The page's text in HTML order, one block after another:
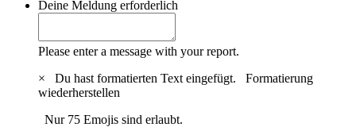
Deine Meldung erforderlich
Please enter a message with your report.
×
Du hast formatierten Text eingefügt. Formatierung
wiederherstellen
Nur 75 Emojis sind erlaubt.